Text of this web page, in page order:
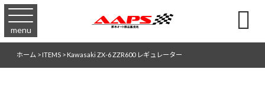
menu 
ホーム>ITEMS>Kawasaki ZX-6 ZZR600 レギュレーター